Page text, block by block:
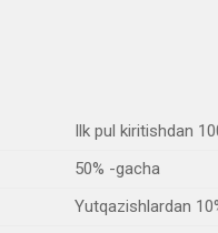
Ilk pul kiritishdan
50% -gacha
Yutqazishlardan